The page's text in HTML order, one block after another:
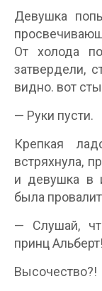
Девушка
От холода
затвердели,
видно. вот
— Руки пусти.
Крепкая
встряхнула,
и девушка в
была
— Слушай,
принц Альберт!
Высочество?!